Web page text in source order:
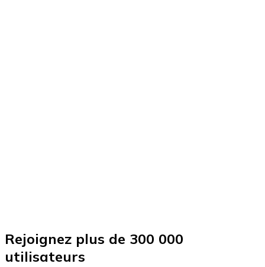
Rejoignez plus de 300 000
utilisateurs